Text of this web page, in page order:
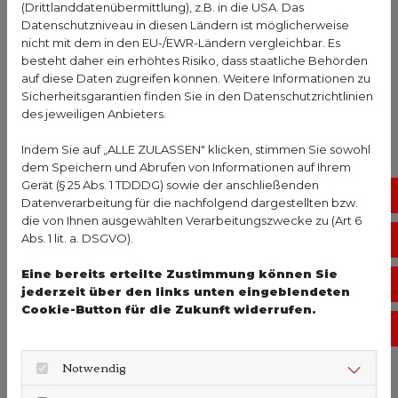
Anamnese und einer Sichtdiagnostik. Dabei wird die
Nasenschleimhaut auf Schwellungen,
Entzündungen und strukturelle Veränderungen
untersucht. Bei Bedarf werden ergänzende
Verfahren wie Endoskopie oder bildgebende
vorhandene Tumore, Polypen oder andere
Auffälligkeiten gefunden werden.
Bedeutung von Allergietests
empfiehlt sich bei unklarer Ursache einAllergietest
Dabei wird die Reaktion auf verschiedene Allergene
getestet. Die Ergebnisse geben Aufschluss darüber,
vorliegt und welche Auslöser vermieden werden
sollten. Gerade bei Kindern und Jugendlichen ist
(Drittlanddatenübermittlung), z.B. in die USA. Das
Datenschutzniveau in diesen Ländern ist möglicherweise
nicht mit dem in den EU-/EWR-Ländern vergleichbar. Es
besteht daher ein erhöhtes Risiko, dass staatliche Behörden
auf diese Daten zugreifen können. Weitere Informationen zu
Sicherheitsgarantien finden Sie in den Datenschutzrichtlinien
des jeweiligen Anbieters.
Indem Sie auf „ALLE ZULASSEN" klicken, stimmen Sie sowohl
dem Speichern und Abrufen von Informationen auf Ihrem
Gerät (§ 25 Abs. 1 TDDDG) sowie der anschließenden
Datenverarbeitung für die nachfolgend dargestellten bzw.
die von Ihnen ausgewählten Verarbeitungszwecke zu (Art 6
Abs. 1 lit. a. DSGVO).
Eine bereits erteilte Zustimmung können Sie
jederzeit über den links unten eingeblendeten
Cookie-Button für die Zukunft widerrufen.
Notwendig